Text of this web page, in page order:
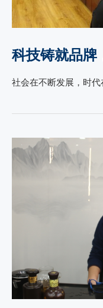
科技铸就品牌
社会在不断发展，时